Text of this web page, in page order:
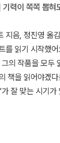
해 거의 몰랐고
. (정진영 옮김, 《러브크래프
쪽)‘아밀’이라는
한 『크툴루의 부
는 사람들)’가
아니라 모든 음
하워드 필립스 러
크래프트 전문
포』에 ‘눈이 째
랑스어로 ‘낙오
했다. 그리고
, 영국에서 쓰는
국의 건물 층수
roots’도 엉
빌로니아 남부
데아의 지식계
의미를 봐서는
저자명을 ‘아서
12
급 시즌 5>
(The Beautiful
/ 위즈덤커넥트
Brid
Episode 22,
에서 본 것》앰브로
판 시즌 1>
윌리엄 M. 리
든요. 생각해 보
답니다. 항상 오
시는 신발을 신
니다. 아무리 추
라도 오면 ‘수취
요. 휘트모어 씨
만둬요. 이곳에
스한 그림자, 괴
, 춤추는 도깨비
디선가에서 들
었던 음산한 개
게 그 구울의 무
에, 창백히 지켜
박쥐 떼에, 낡은
이 탄식하는 밤바
다. ‘Holland’는
big leaves
can't be
I guess, even
looks like
heerd o'
에 사는 토착 원
지에 올려놓는
연 불변의 법칙
살고 있던 원주
실망하실수 있을
3편은 환상소
드림랜드｀라는
요. 한편으로는
이야기중에 개
덱스터 워드의
~'을 읽으면서
Shore'가 떠
이 쪽쪽 뽑혀
지음, 정진영 옮
를 읽기 시작했
의 작품을 모두
책을 읽어야겠
잘 맞는 시기가
4편 수록이 되
훌륭했던것도